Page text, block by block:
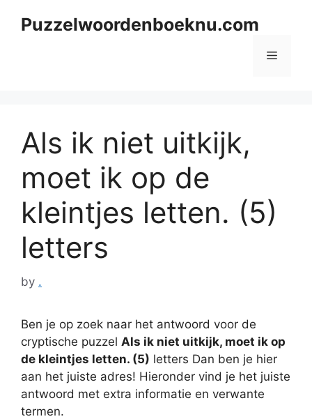
Puzzelwoordenboeknu.com
Menu
Als ik niet uitkijk,
moet ik op de
kleintjes letten. (5)
letters
by .
Ben je op zoek naar het antwoord voor de
cryptische puzzel Als ik niet uitkijk, moet ik op
de kleintjes letten. (5) letters Dan ben je hier
aan het juiste adres! Hieronder vind je het juiste
antwoord met extra informatie en verwante
termen.